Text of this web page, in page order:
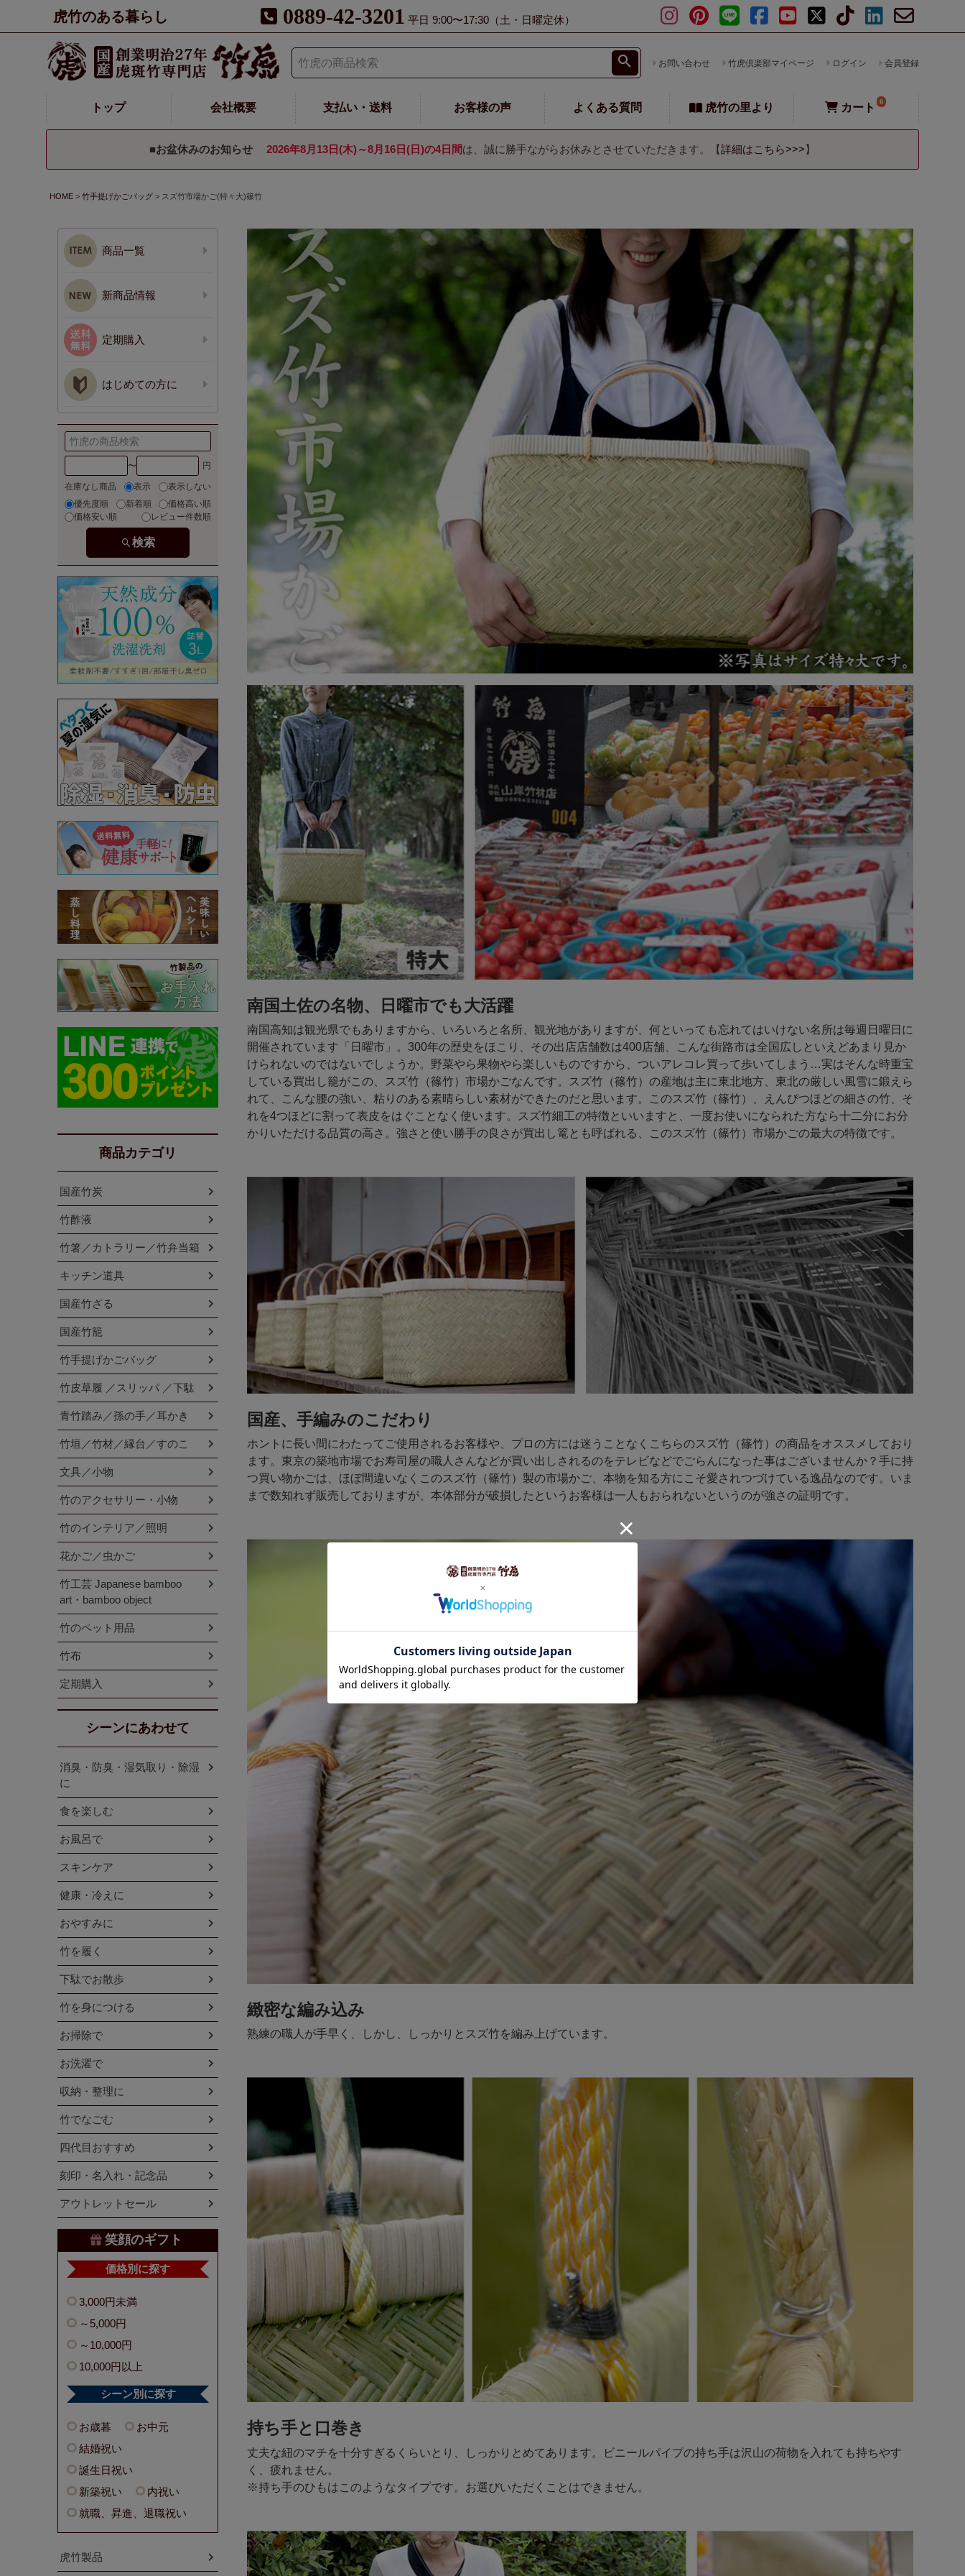
虎竹のある暮らし 0889-42-3201 平日 9:00〜17:30（土・日曜定休）
お問い合わせ 竹虎倶楽部マイページ ログイン 会員登録
トップ 会社概要 支払い・送料 お客様の声 よくある質問 虎竹の里より カート 0
■お盆休みのお知らせ 2026年8月13日(木)～8月16日(日)の4日間は、誠に勝手ながらお休みとさせていただきます。【詳細はこちら>>>】
HOME 竹手提げかごバッグ スズ竹市場かご(特々大)篠竹
南国土佐の名物、日曜市でも大活躍
南国高知は観光県でもありますから、いろいろと名所、観光地がありますが、何といっても忘れてはいけない名所は毎週日曜日に
開催されています「日曜市」。300年の歴史をほこり、その出店店舗数は400店舗、こんな街路市は全国広しといえどあまり見か
けられないのではないでしょうか。野菜やら果物やら楽しいものですから、ついアレコレ買って歩いてしまう…実はそんな時重宝
している買出し籠がこの、スズ竹（篠竹）市場かごなんです。スズ竹（篠竹）の産地は主に東北地方、東北の厳しい風雪に鍛えら
れて、こんな腰の強い、粘りのある素晴らしい素材ができたのだと思います。このスズ竹（篠竹）、えんぴつほどの細さの竹、そ
れを4つほどに割って表皮をはぐことなく使います。スズ竹細工の特徴といいますと、一度お使いになられた方なら十二分にお分
かりいただける品質の高さ。強さと使い勝手の良さが買出し篭とも呼ばれる、このスズ竹（篠竹）市場かごの最大の特徴です。
国産、手編みのこだわり
ホントに長い間にわたってご使用されるお客様や、プロの方には迷うことなくこちらのスズ竹（篠竹）の商品をオススメしており
ます。東京の築地市場でお寿司屋の職人さんなどが買い出しされるのをテレビなどでごらんになった事はございませんか？手に持
つ買い物かごは、ほぼ間違いなくこのスズ竹（篠竹）製の市場かご、本物を知る方にこそ愛されつづけている逸品なのです。いま
まで数知れず販売しておりますが、本体部分が破損したというお客様は一人もおられないというのが強さの証明です。
緻密な編み込み
熟練の職人が手早く、しかし、しっかりとスズ竹を編み上げています。
持ち手と口巻き
丈夫な紐のマチを十分すぎるくらいとり、しっかりとめてあります。ビニールパイプの持ち手は沢山の荷物を入れても持ちやす
く、疲れません。
※持ち手のひもはこのようなタイプです。お選びいただくことはできません。
商品一覧
新商品情報
定期購入
はじめての方に
〜
在庫なし商品 表示
表示しない
優先度順
新着順
価格高い順
価格安い順
レビュー件数順
検索
商品カテゴリ
国産竹炭
竹酢液
竹箸／カトラリー／竹弁当箱
キッチン道具
国産竹ざる
国産竹籠
竹手提げかごバッグ
竹皮草履 ／スリッパ ／下駄
青竹踏み／孫の手／耳かき
竹垣／竹材／縁台／すのこ
文具／小物
竹のアクセサリー・小物
竹のインテリア／照明
花かご／虫かご
竹工芸 Japanese bamboo
art・bamboo object
竹のペット用品
竹布
定期購入
シーンにあわせて
消臭・防臭・湿気取り・除湿
に
食を楽しむ
お風呂で
スキンケア
健康・冷えに
おやすみに
竹を履く
下駄でお散歩
竹を身につける
お掃除で
お洗濯で
収納・整理に
竹でなごむ
四代目おすすめ
刻印・名入れ・記念品
アウトレットセール
笑顔のギフト
価格別に探す
3,000円未満
～5,000円
～10,000円
10,000円以上
シーン別に探す
お歳暮
お中元
結婚祝い
誕生日祝い
新築祝い
内祝い
就職、昇進、退職祝い
虎竹製品